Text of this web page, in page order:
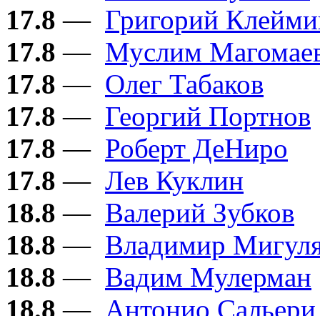
17.8 — Григорий
17.8 — Муслим
17.8 — Олег Табаков
17.8 — Георгий Портнов
17.8 — Роберт ДеНиро
17.8 — Лев Куклин
18.8 — Валерий Зубков
18.8 — Владимир
18.8 — Вадим Мулерман
18.8 — Антонио Сальери